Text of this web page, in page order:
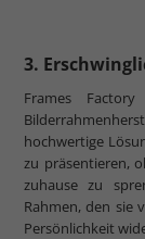
3.
Frames
hochwertige
zu präsentieren,
zuhause zu
Rahmen, den sie
Persönlichkeit